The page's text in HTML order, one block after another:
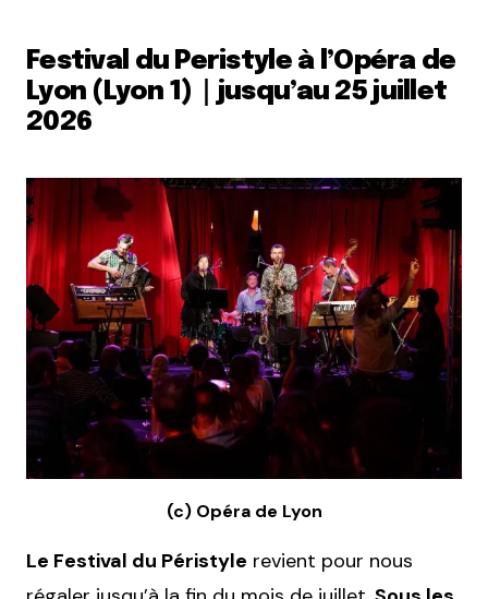
Festival du Peristyle à l’Opéra de
Lyon (Lyon 1)｜jusqu’au 25 juillet
2026
(c) Opéra de Lyon
Le Festival du Péristyle revient pour nous